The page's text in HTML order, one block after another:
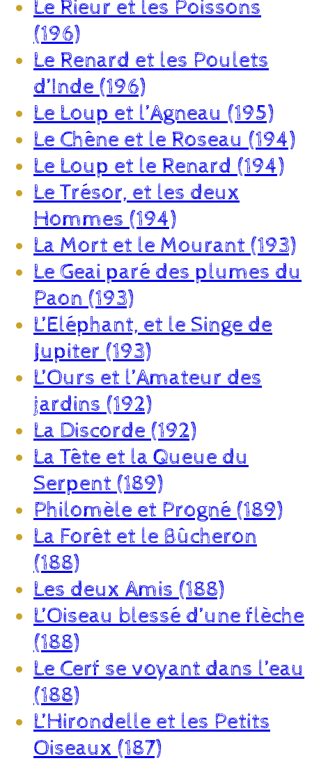
Le Rieur et les Poissons
(196)
Le Renard et les Poulets
d’Inde (196)
Le Loup et l’Agneau (195)
Le Chêne et le Roseau (194)
Le Loup et le Renard (194)
Le Trésor, et les deux
Hommes (194)
La Mort et le Mourant (193)
Le Geai paré des plumes du
Paon (193)
L’Eléphant, et le Singe de
Jupiter (193)
L’Ours et l’Amateur des
jardins (192)
La Discorde (192)
La Tête et la Queue du
Serpent (189)
Philomèle et Progné (189)
La Forêt et le Bûcheron
(188)
Les deux Amis (188)
L’Oiseau blessé d’une flèche
(188)
Le Cerf se voyant dans l’eau
(188)
L’Hirondelle et les Petits
Oiseaux (187)